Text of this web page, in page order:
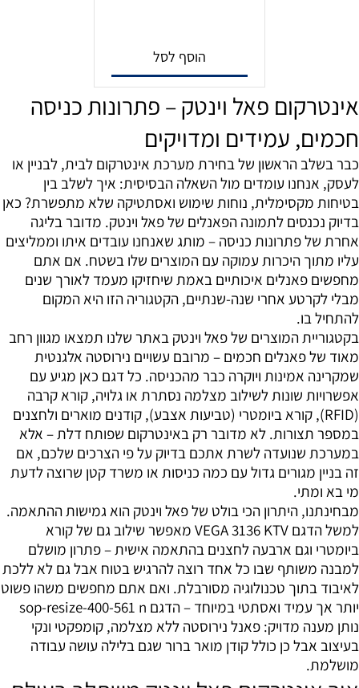
הוסף לסל
אינטרקום פאל וינטק – פתרונות כניסה
חכמים, עמידים ומדויקים
כבר בשלב הראשון של בחירת מערכת אינטרקום לבית, לבניין או
לעסק, אנחנו עומדים מול השאלה הבסיסית: איך לשלב בין
בטיחות מקסימלית, נוחות שימוש ואסתטיקה שלא מתפשרת? כאן
בדיוק נכנסים לתמונה הפאנלים של פאל וינטק. מדובר בליגה
אחרת של פתרונות כניסה – מותג שאנחנו עובדים איתו וממליצים
עליו מתוך היכרות עמוקה עם המוצרים שלו בשטח. אם אתם
מחפשים פאנלים איכותיים באמת שיחזיקו מעמד לאורך שנים
מבלי לקרטע אחרי שנה-שנתיים, הקטגוריה הזו היא המקום
להתחיל בו.
בקטגוריית המוצרים של פאל וינטק באתר שלנו תמצאו מגוון רחב
מאוד של פאנלים חכמים – מרובם עשויים נירוסטה אלגנטית
שמקרינה אמינות ויוקרה כבר מהכניסה. כל דגם כאן מגיע עם
אפשרויות שונות לשילוב מצלמה נסתרת או גלויה, קורא קרבה
(RFID), קורא ביומטרי (טביעות אצבע), קודנים מוארים ולחצנים
במספר תצורות. לא מדובר רק באינטרקום שפותח דלת – אלא
במערכת שנועדה לשרת אתכם בדיוק על פי הצרכים שלכם, אם
זה בניין מגורים גדול עם כמה כניסות או משרד קטן שרוצה לדעת
מי בא ומתי.
מבחינתנו, היתרון הכי בולט של פאל וינטק הוא גמישות ההתאמה.
למשל הדגם VEGA 3136 KTV מאפשר שילוב גם של קורא
ביומטרי וגם ארבעה לחצנים בהתאמה אישית – פתרון מושלם
למבנה משותף שבו כל אחד רוצה להרגיש בטוח אבל גם לא ללכת
לאיבוד בתוך טכנולוגיה מסורבלת. ואם אתם מחפשים משהו פשוט
יותר אך עמיד ואסתטי במיוחד – הדגם sop-resize-400-561 n
נותן מענה מדויק: פאנל נירוסטה ללא מצלמה, קומפקטי ונקי
בעיצוב אבל כן כולל קודן מואר ברור שגם בלילה עושה עבודה
מושלמת.